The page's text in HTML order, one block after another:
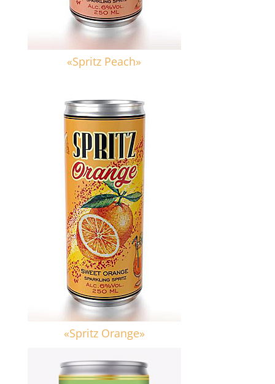
«Spritz Peach»
«Spritz Orange»